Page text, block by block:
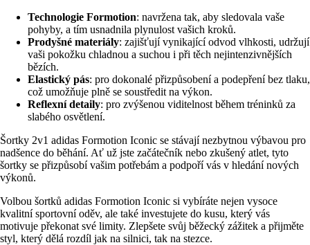
Technologie Formotion: navržena tak, aby sledovala vaše
pohyby, a tím usnadnila plynulost vašich kroků.
Prodyšné materiály: zajišťují vynikající odvod vlhkosti, udržují
vaši pokožku chladnou a suchou i při těch nejintenzivnějších
bězích.
Elastický pás: pro dokonalé přizpůsobení a podepření bez tlaku,
což umožňuje plně se soustředit na výkon.
Reflexní detaily: pro zvýšenou viditelnost během tréninků za
slabého osvětlení.
Šortky 2v1 adidas Formotion Iconic se stávají nezbytnou výbavou pro
nadšence do běhání. Ať už jste začátečník nebo zkušený atlet, tyto
šortky se přizpůsobí vašim potřebám a podpoří vás v hledání nových
výkonů.
Volbou šortků adidas Formotion Iconic si vybíráte nejen vysoce
kvalitní sportovní oděv, ale také investujete do kusu, který vás
motivuje překonat své limity. Zlepšete svůj běžecký zážitek a přijměte
styl, který dělá rozdíl jak na silnici, tak na stezce.